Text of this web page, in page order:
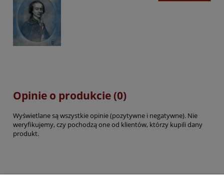
Opinie o produkcie (0)
Wyświetlane są wszystkie opinie (pozytywne i negatywne). Nie
weryfikujemy, czy pochodzą one od klientów, którzy kupili dany
produkt.